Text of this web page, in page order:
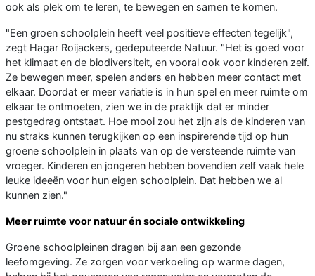
ook als plek om te leren, te bewegen en samen te komen.
"Een groen schoolplein heeft veel positieve effecten tegelijk",
zegt Hagar Roijackers, gedeputeerde Natuur. "Het is goed voor
het klimaat en de biodiversiteit, en vooral ook voor kinderen zelf.
Ze bewegen meer, spelen anders en hebben meer contact met
elkaar. Doordat er meer variatie is in hun spel en meer ruimte om
elkaar te ontmoeten, zien we in de praktijk dat er minder
pestgedrag ontstaat. Hoe mooi zou het zijn als de kinderen van
nu straks kunnen terugkijken op een inspirerende tijd op hun
groene schoolplein in plaats van op de versteende ruimte van
vroeger. Kinderen en jongeren hebben bovendien zelf vaak hele
leuke ideeën voor hun eigen schoolplein. Dat hebben we al
kunnen zien."
Meer ruimte voor natuur én sociale ontwikkeling
Groene schoolpleinen dragen bij aan een gezonde
leefomgeving. Ze zorgen voor verkoeling op warme dagen,